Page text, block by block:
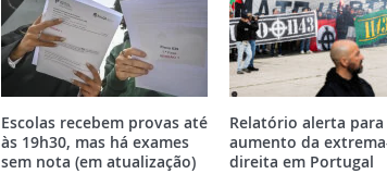
Escolas recebem provas até
às 19h30, mas há exames
sem nota (em atualização)
Relatório alerta para
aumento da
direita em Portugal